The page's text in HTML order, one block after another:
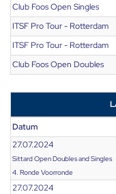
Club Foos Open Singles
ITSF Pro Tour - Rotterdam
ITSF Pro Tour - Rotterdam
Club Foos Open Doubles
Datum
27.07.2024
Sittard Open Doubles and Singles
4. Ronde Voorronde
27.07.2024